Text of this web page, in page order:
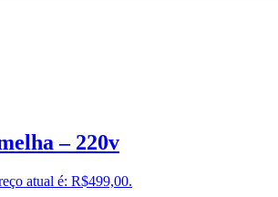
– 220v
atual é: R$499,00.